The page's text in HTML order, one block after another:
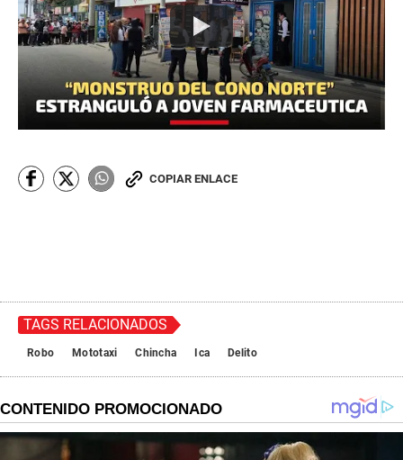
COPIAR ENLACE
TAGS RELACIONADOS
Robo Mototaxi Chincha Ica Delito